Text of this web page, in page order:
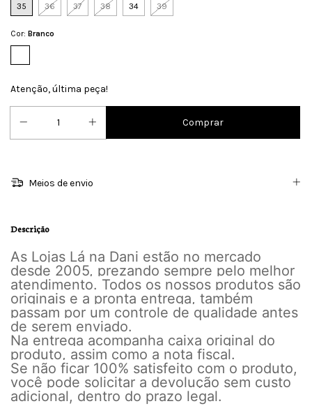
35 36 37 38 34 39
Cor: Branco
Atenção, última peça!
Meios de envio
Descrição
As Lojas Lá na Dani estão no mercado
desde 2005, prezando sempre pelo melhor
atendimento. Todos os nossos produtos são
originais e a pronta entrega, também
passam por um controle de qualidade antes
de serem enviado.
Na entrega acompanha caixa original do
produto, assim como a nota fiscal.
Se não ficar 100% satisfeito com o produto,
você pode solicitar a devolução sem custo
adicional, dentro do prazo legal.